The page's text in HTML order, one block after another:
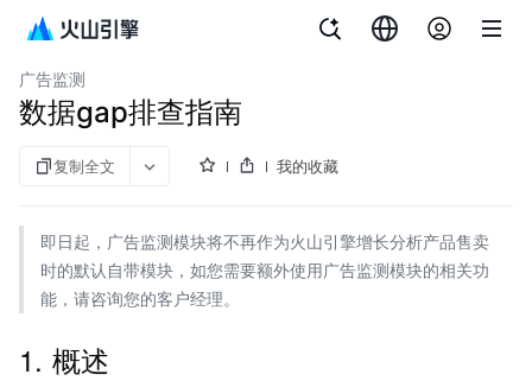
增长分析 DataFinder
广告监测
数据gap排查指南
复制全文 我的收藏
即日起，广告监测模块将不再作为火山引擎增长分析产品售卖
时的默认自带模块，如您需要额外使用广告监测模块的相关功
能，请咨询您的客户经理。
1. 概述